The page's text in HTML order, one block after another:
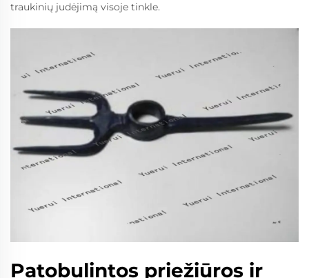
traukinių judėjimą visoje tinkle.
Patobulintos priežiūros ir